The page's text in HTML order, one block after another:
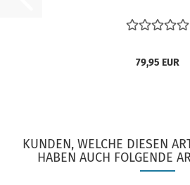
79,95 EUR
KUNDEN, WELCHE DIESEN
HABEN AUCH FOLGENDE